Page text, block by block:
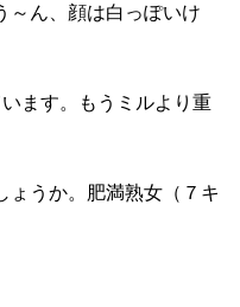
ん、顔は白っぽいけ
ます。もうミルより重
ょうか。肥満熟女（７キ